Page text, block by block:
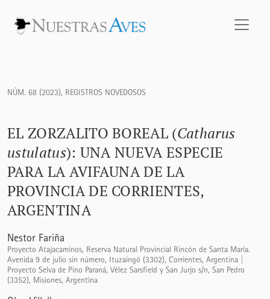
NÚM. 68 (2023), REGISTROS NOVEDOSOS
EL ZORZALITO BOREAL (Catharus
ustulatus): UNA NUEVA ESPECIE
PARA LA AVIFAUNA DE LA
PROVINCIA DE CORRIENTES,
ARGENTINA
Nestor Fariña
Proyecto Atajacaminos, Reserva Natural Provincial Rincón de Santa María.
Avenida 9 de julio sin número, Ituzaingó (3302), Corrientes, Argentina |
Proyecto Selva de Pino Paraná, Vélez Sarsfield y San Jurjo s/n, San Pedro
(3352), Misiones, Argentina